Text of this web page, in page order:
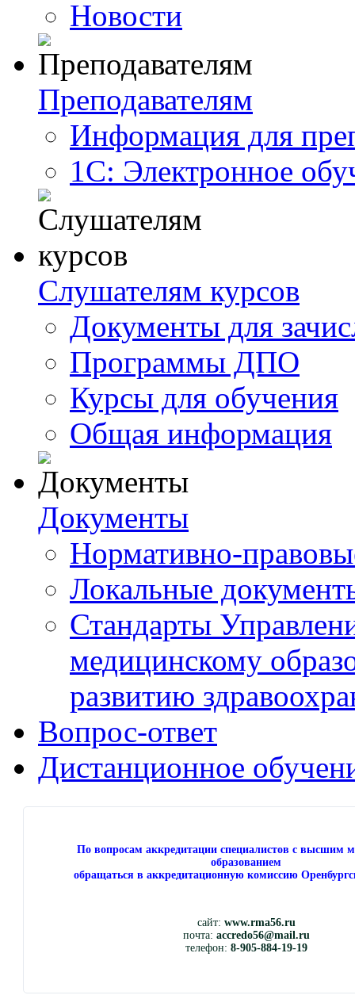
Новости
Преподавателям
Информация для
1С: Электронное
Слушателям курсов
Документы для
Программы ДПО
Курсы для обучения
Общая информация
Документы
Нормативно-
Локальные
Стандарты
медицинскому
развитию
Вопрос-ответ
Дистанционное
По вопросам аккредитации специалистов с высшим
образованием
обращаться в аккредитационную комиссию
сайт: www.rma56.ru
почта: accredo56@mail.ru
телефон: 8-905-884-19-19